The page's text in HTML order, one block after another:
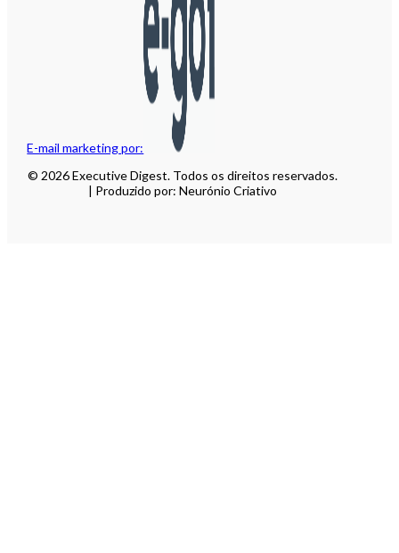
E-mail marketing por:
© 2026 Executive Digest. Todos os direitos reservados.
| Produzido por: Neurónio Criativo